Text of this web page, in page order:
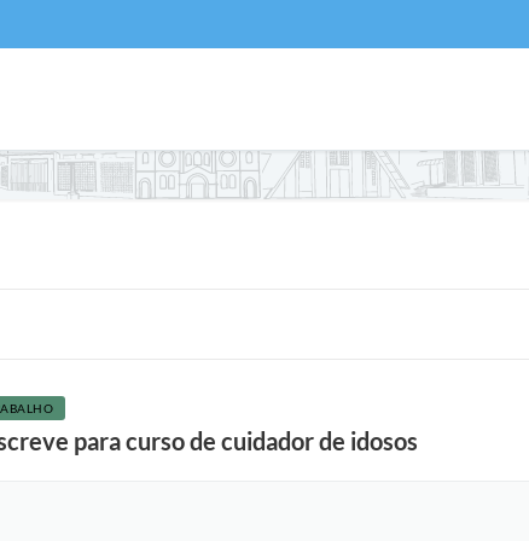
para curso de cuidador de idosos